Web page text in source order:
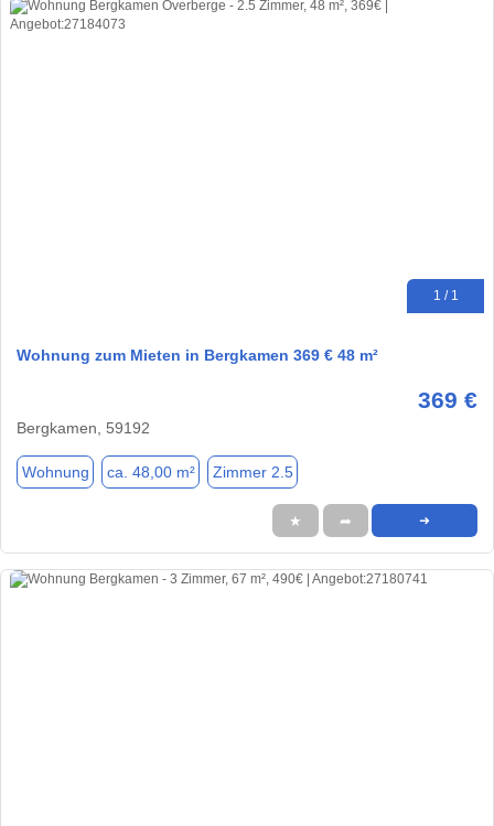
1 / 1
Wohnung zum Mieten in Bergkamen 369 € 48 m²
369 €
Bergkamen, 59192
Wohnung ca. 48,00 m² Zimmer 2.5
★ ➦ ➜